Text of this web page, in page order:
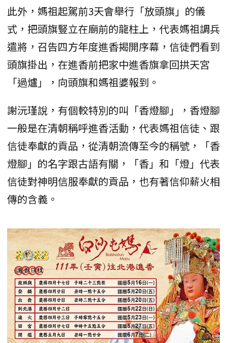
此外，媽祖起駕前3天會舉行「放頭旗」的儀
式，把頭旗豎立在廟前的龍柱上，代表媽祖調兵
遣將，召告四方年度進香揭開序幕，信徒們看到
頭旗掛出，在進香前把家中進香旗拿回拱天宮
「過爐」，向頭旗和媽祖婆報到。
謝沅瑾說，有個較特別的叫「香燈腳」，香燈腳
一般是在清朝稱呼進香活動，代表媽祖信徒、跟
信徒奉獻的貢品，從清朝流傳至今的稱號，「香
燈腳」的名字跟古語有關，「香」和「燈」代表
信徒對神明信服奉獻的貢品，也有著信仰薪火相
傳的含義。